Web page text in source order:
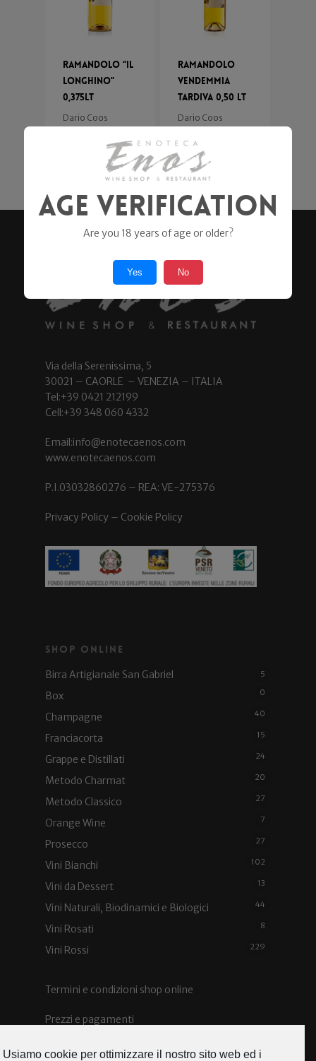
Ramandolo “Il
Longhino”
0,375lt
Dario Coos
Ramandolo
Vendemmia
Tardiva 0,50 lt
Dario Coos
Via della Serenissima, 5
30021 – CAORLE – VENEZIA – ITALIA
Tel:+39 0421 212199
Cell:+39 348 060 4332
Email:info@enotecaenos.com
www.enotecaenos.com
P.I.03032860276 – REA: VE-275376
Privacy Policy – Cookie Policy
Shop Online
Birra Artigianale San Gabriel
5
Box 0
Champagne 40
Franciacorta 15
Grappe e Distillati 24
Metodo Charmat 20
Metodo Classico 27
Orange Wine 7
Prosecco 27
Vini Bianchi 102
Vini da Dessert 13
Vini Naturali, Biodinamici e Biologici 44
Vini Rosati 8
Vini Rossi 229
Termini e condizioni shop online
Prezzi e pagamenti
Spedizioni e costi
Age Verification
Are you 18 years of age or older?
Yes No
Usiamo cookie per ottimizzare il nostro sito web ed i